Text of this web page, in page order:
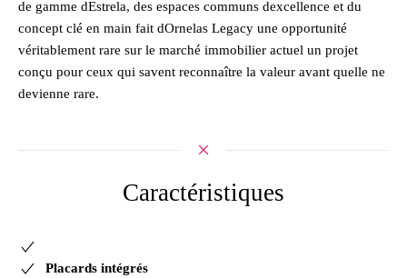
de gamme dEstrela, des espaces communs dexcellence et du
concept clé en main fait dOrnelas Legacy une opportunité
véritablement rare sur le marché immobilier actuel un projet
conçu pour ceux qui savent reconnaître la valeur avant quelle ne
devienne rare.
Caractéristiques
Placards intégrés